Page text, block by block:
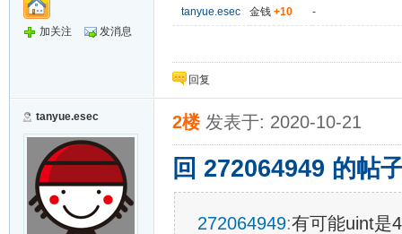
加关注 发消息
tanyue.esec 金钱 +10 -
回复
tanyue.esec 2楼 发表于: 2020-10-21
回 272064949 的帖
272064949:有可能uint是